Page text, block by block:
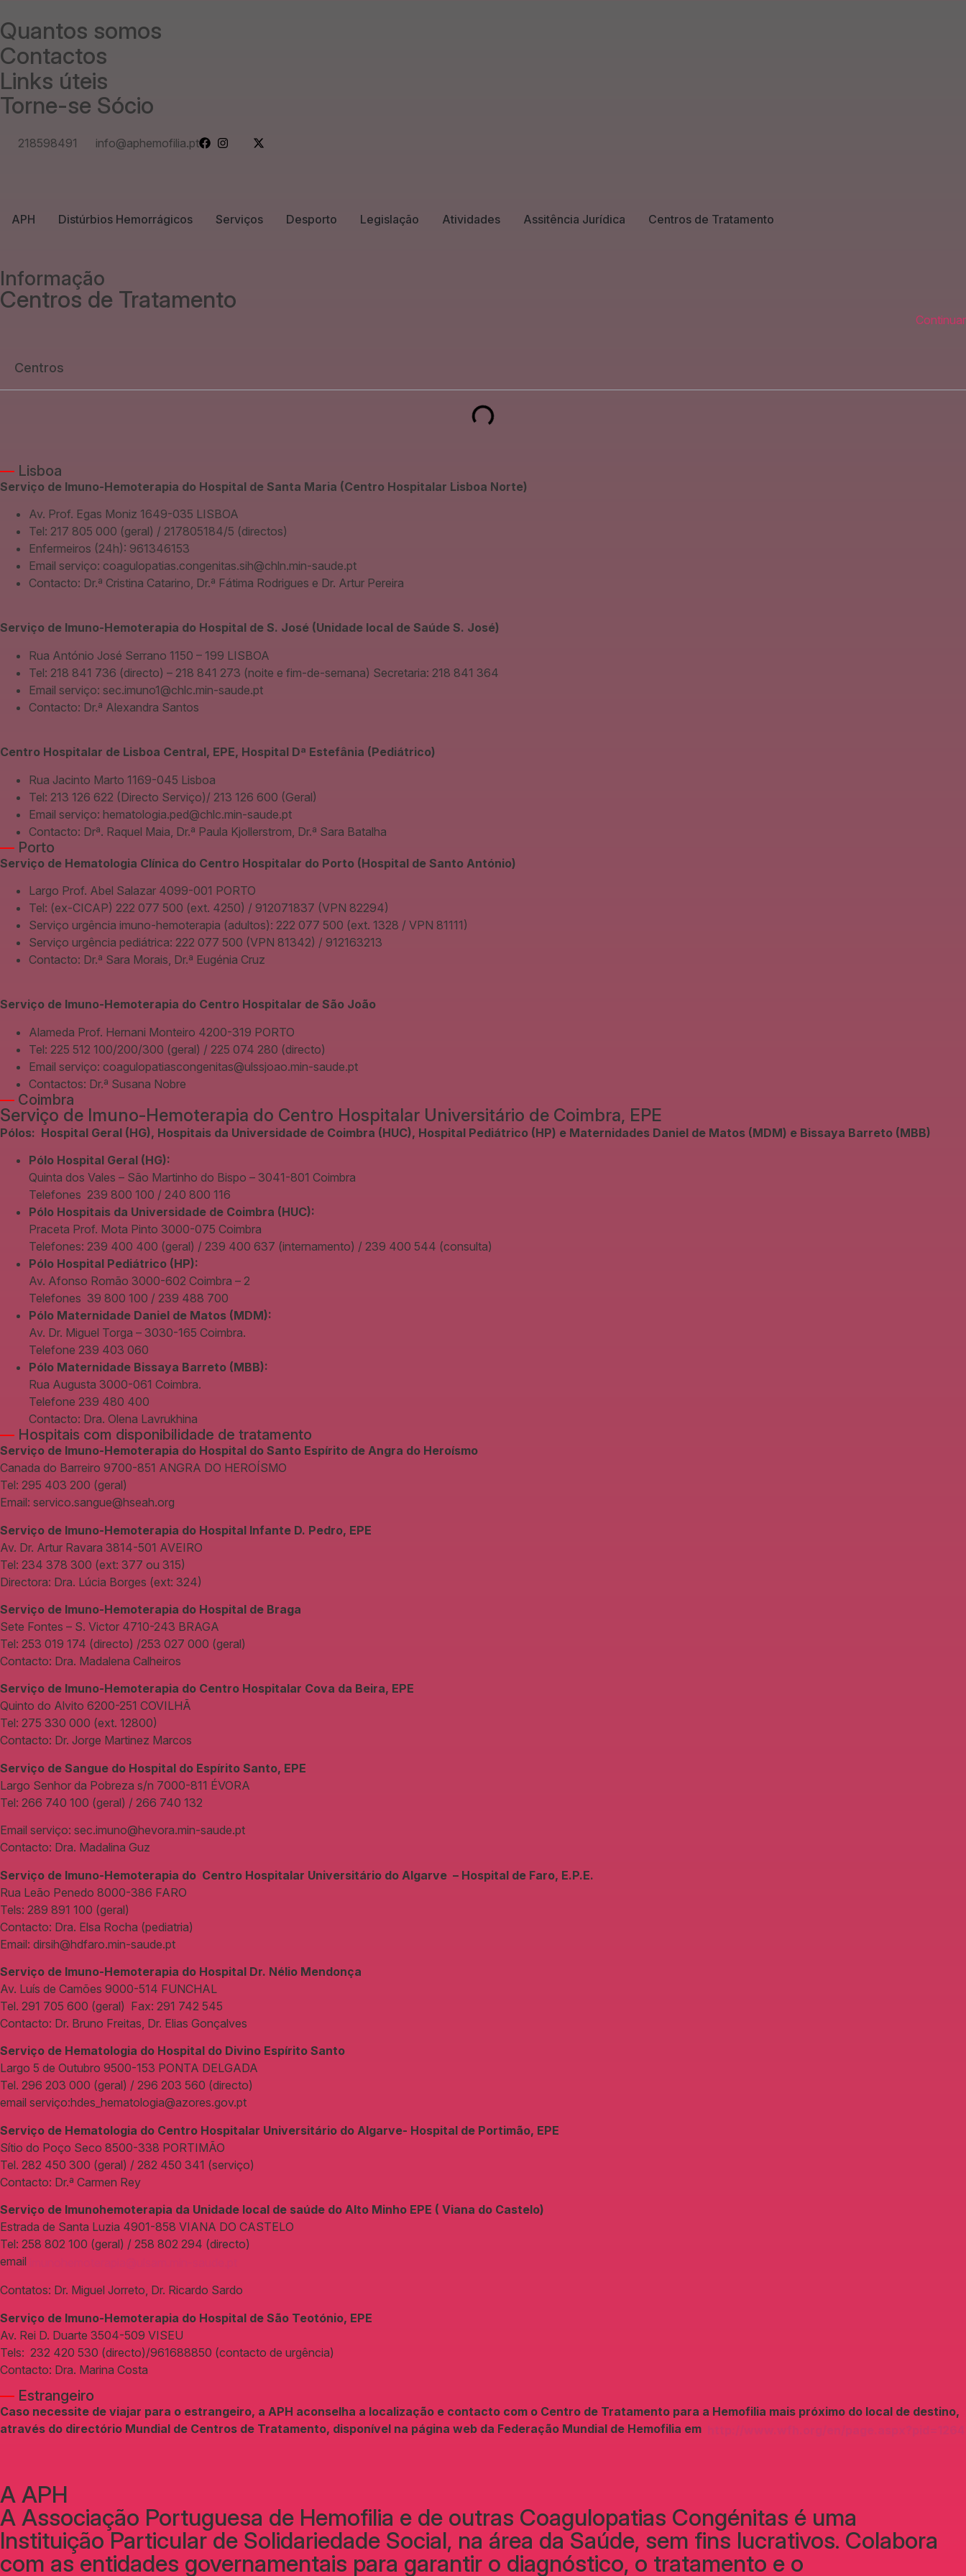
Quantos somos
Contactos
Links úteis
Torne-se Sócio
218598491 info@aphemofilia.pt
APH Distúrbios Hemorrágicos Serviços Desporto Legislação Atividades Assitência Jurídica Centros de Tratamento
Informação
Centros de Tratamento
Continuar
Centros
— Lisboa
Serviço de Imuno-Hemoterapia do Hospital de Santa Maria (Centro Hospitalar Lisboa Norte)
Av. Prof. Egas Moniz 1649-035 LISBOA
Tel: 217 805 000 (geral) / 217805184/5 (directos)
Enfermeiros (24h): 961346153
Email serviço: coagulopatias.congenitas.sih@chln.min-saude.pt
Contacto: Dr.ª Cristina Catarino, Dr.ª Fátima Rodrigues e Dr. Artur Pereira
Serviço de Imuno-Hemoterapia do Hospital de S. José (Unidade local de Saúde S. José)
Rua António José Serrano 1150 – 199 LISBOA
Tel: 218 841 736 (directo) – 218 841 273 (noite e fim-de-semana) Secretaria: 218 841 364
Email serviço: sec.imuno1@chlc.min-saude.pt
Contacto: Dr.ª Alexandra Santos
Centro Hospitalar de Lisboa Central, EPE, Hospital Dª Estefânia (Pediátrico)
Rua Jacinto Marto 1169-045 Lisboa
Tel: 213 126 622 (Directo Serviço)/ 213 126 600 (Geral)
Email serviço: hematologia.ped@chlc.min-saude.pt
Contacto: Drª. Raquel Maia, Dr.ª Paula Kjollerstrom, Dr.ª Sara Batalha
— Porto
Serviço de Hematologia Clínica do Centro Hospitalar do Porto (Hospital de Santo António)
Largo Prof. Abel Salazar 4099-001 PORTO
Tel: (ex-CICAP) 222 077 500 (ext. 4250) / 912071837 (VPN 82294)
Serviço urgência imuno-hemoterapia (adultos): 222 077 500 (ext. 1328 / VPN 81111)
Serviço urgência pediátrica: 222 077 500 (VPN 81342) / 912163213
Contacto: Dr.ª Sara Morais, Dr.ª Eugénia Cruz
Serviço de Imuno-Hemoterapia do Centro Hospitalar de São João
Alameda Prof. Hernani Monteiro 4200-319 PORTO
Tel: 225 512 100/200/300 (geral) / 225 074 280 (directo)
Email serviço: coagulopatiascongenitas@ulssjoao.min-saude.pt
Contactos: Dr.ª Susana Nobre
— Coimbra
Serviço de Imuno-Hemoterapia do Centro Hospitalar Universitário de Coimbra, EPE
Pólos: Hospital Geral (HG), Hospitais da Universidade de Coimbra (HUC), Hospital Pediátrico (HP) e Maternidades Daniel de Matos (MDM) e Bissaya Barreto (MBB)
Pólo Hospital Geral (HG):
Quinta dos Vales – São Martinho do Bispo – 3041-801 Coimbra
Telefones 239 800 100 / 240 800 116
Pólo Hospitais da Universidade de Coimbra (HUC):
Praceta Prof. Mota Pinto 3000-075 Coimbra
Telefones: 239 400 400 (geral) / 239 400 637 (internamento) / 239 400 544 (consulta)
Pólo Hospital Pediátrico (HP):
Av. Afonso Romão 3000-602 Coimbra – 2
Telefones 39 800 100 / 239 488 700
Pólo Maternidade Daniel de Matos (MDM):
Av. Dr. Miguel Torga – 3030-165 Coimbra.
Telefone 239 403 060
Pólo Maternidade Bissaya Barreto (MBB):
Rua Augusta 3000-061 Coimbra.
Telefone 239 480 400
Contacto: Dra. Olena Lavrukhina
— Hospitais com disponibilidade de tratamento
Serviço de Imuno-Hemoterapia do Hospital do Santo Espírito de Angra do Heroísmo
Canada do Barreiro 9700-851 ANGRA DO HEROÍSMO
Tel: 295 403 200 (geral)
Email: servico.sangue@hseah.org
Serviço de Imuno-Hemoterapia do Hospital Infante D. Pedro, EPE
Av. Dr. Artur Ravara 3814-501 AVEIRO
Tel: 234 378 300 (ext: 377 ou 315)
Directora: Dra. Lúcia Borges (ext: 324)
Serviço de Imuno-Hemoterapia do Hospital de Braga
Sete Fontes – S. Victor 4710-243 BRAGA
Tel: 253 019 174 (directo) /253 027 000 (geral)
Contacto: Dra. Madalena Calheiros
Serviço de Imuno-Hemoterapia do Centro Hospitalar Cova da Beira, EPE
Quinto do Alvito 6200-251 COVILHÃ
Tel: 275 330 000 (ext. 12800)
Contacto: Dr. Jorge Martinez Marcos
Serviço de Sangue do Hospital do Espírito Santo, EPE
Largo Senhor da Pobreza s/n 7000-811 ÉVORA
Tel: 266 740 100 (geral) / 266 740 132
Email serviço: sec.imuno@hevora.min-saude.pt
Contacto: Dra. Madalina Guz
Serviço de Imuno-Hemoterapia do Centro Hospitalar Universitário do Algarve – Hospital de Faro, E.P.E.
Rua Leão Penedo 8000-386 FARO
Tels: 289 891 100 (geral)
Contacto: Dra. Elsa Rocha (pediatria)
Email: dirsih@hdfaro.min-saude.pt
Serviço de Imuno-Hemoterapia do Hospital Dr. Nélio Mendonça
Av. Luís de Camões 9000-514 FUNCHAL
Tel. 291 705 600 (geral) Fax: 291 742 545
Contacto: Dr. Bruno Freitas, Dr. Elias Gonçalves
Serviço de Hematologia do Hospital do Divino Espírito Santo
Largo 5 de Outubro 9500-153 PONTA DELGADA
Tel. 296 203 000 (geral) / 296 203 560 (directo)
email serviço:hdes_hematologia@azores.gov.pt
Serviço de Hematologia do Centro Hospitalar Universitário do Algarve- Hospital de Portimão, EPE
Sítio do Poço Seco 8500-338 PORTIMÃO
Tel. 282 450 300 (geral) / 282 450 341 (serviço)
Contacto: Dr.ª Carmen Rey
Serviço de Imunohemoterapia da Unidade local de saúde do Alto Minho EPE ( Viana do Castelo)
Estrada de Santa Luzia 4901-858 VIANA DO CASTELO
Tel: 258 802 100 (geral) / 258 802 294 (directo)
email
Contatos: Dr. Miguel Jorreto, Dr. Ricardo Sardo
Serviço de Imuno-Hemoterapia do Hospital de São Teotónio, EPE
Av. Rei D. Duarte 3504-509 VISEU
Tels: 232 420 530 (directo)/961688850 (contacto de urgência)
Contacto: Dra. Marina Costa
— Estrangeiro
Caso necessite de viajar para o estrangeiro, a APH aconselha a localização e contacto com o Centro de Tratamento para a Hemofilia mais próximo do local de destino,
através do directório Mundial de Centros de Tratamento, disponível na página web da Federação Mundial de Hemofilia em
A APH
A Associação Portuguesa de Hemofilia e de outras Coagulopatias Congénitas é uma
Instituição Particular de Solidariedade Social, na área da Saúde, sem fins lucrativos. Colabora
com as entidades governamentais para garantir o diagnóstico, o tratamento e o